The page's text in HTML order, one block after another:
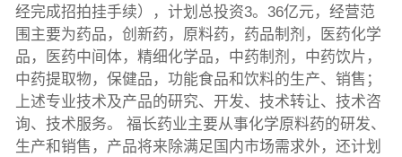
经完成招拍挂手续），计划总投资3。36亿元，经营范
围主要为药品，创新药，原料药，药品制剂，医药化学
品，医药中间体，精细化学品，中药制剂，中药饮片，
中药提取物，保健品，功能食品和饮料的生产、销售；
上述专业技术及产品的研究、开发、技术转让、技术咨
询、技术服务。 福长药业主要从事化学原料药的研发、
生产和销售，产品将来除满足国内市场需求外，还计划